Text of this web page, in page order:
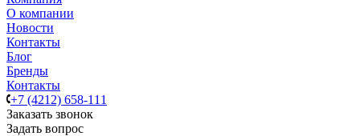
О компании
Новости
Контакты
Блог
Бренды
Контакты
+7 (4212) 658-111
Заказать звонок
Задать вопрос